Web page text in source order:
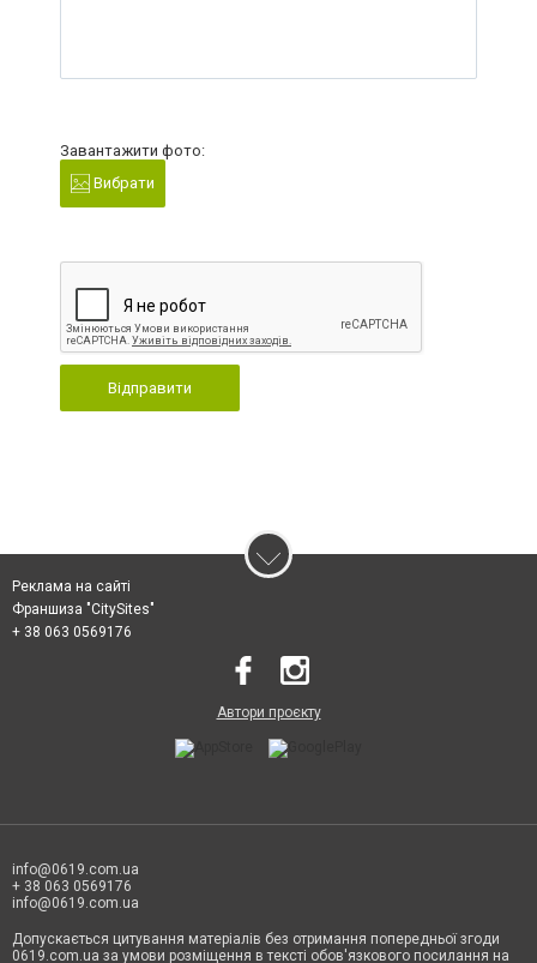
Завантажити фото:
Вибрати
Відправити
Реклама на сайті
Франшиза "CitySites"
+ 38 063 0569176
Автори проєкту
info@0619.com.ua
+ 38 063 0569176
info@0619.com.ua
Допускається цитування матеріалів без отримання попередньої згоди
0619.com.ua за умови розміщення в тексті обов'язкового посилання на